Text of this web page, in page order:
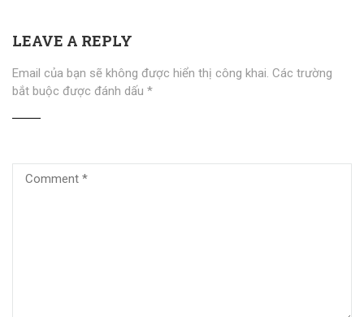
LEAVE A REPLY
Email của bạn sẽ không được hiển thị công khai. Các trường
bắt buộc được đánh dấu *